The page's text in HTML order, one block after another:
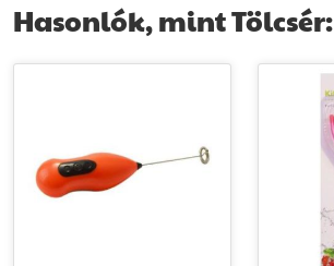
Hasonlók, mint Tölcsér: